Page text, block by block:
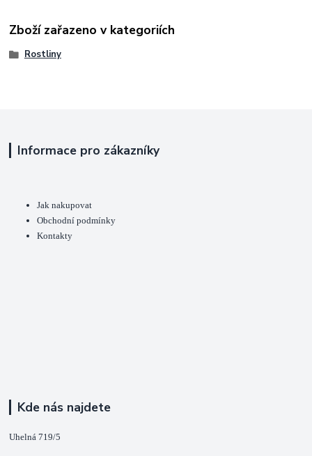
Zboží zařazeno v kategoriích
Rostliny
Informace pro zákazníky
Jak nakupovat
Obchodní podmínky
Kontakty
Kde nás najdete
Uhelná 719/5